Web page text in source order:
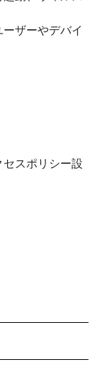
ザーやデバイ
セスポリシー設